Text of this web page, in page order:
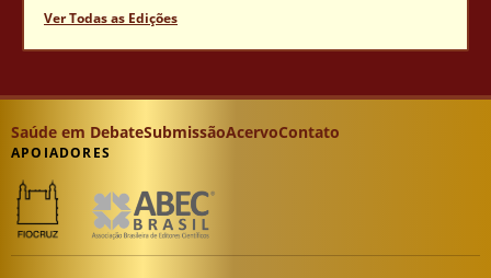
Ver Todas as Edições
Saúde em DebateSubmissãoAcervoContato
APOIADORES